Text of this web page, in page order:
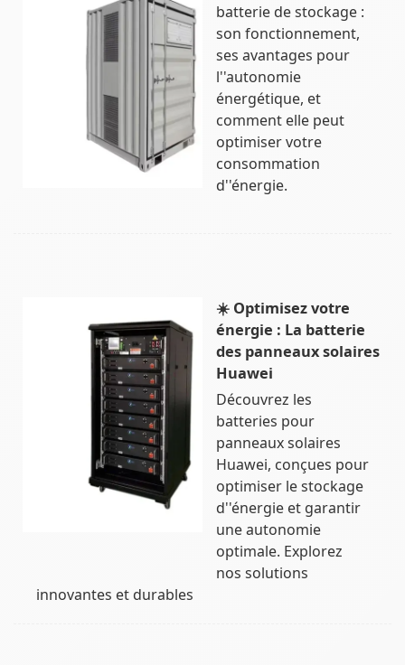
batterie de stockage :
son fonctionnement,
ses avantages pour
l''autonomie
énergétique, et
comment elle peut
optimiser votre
consommation
d''énergie.
☀️ Optimisez votre
énergie : La batterie
des panneaux solaires
Huawei
Découvrez les
batteries pour
panneaux solaires
Huawei, conçues pour
optimiser le stockage
d''énergie et garantir
une autonomie
optimale. Explorez
nos solutions
innovantes et durables